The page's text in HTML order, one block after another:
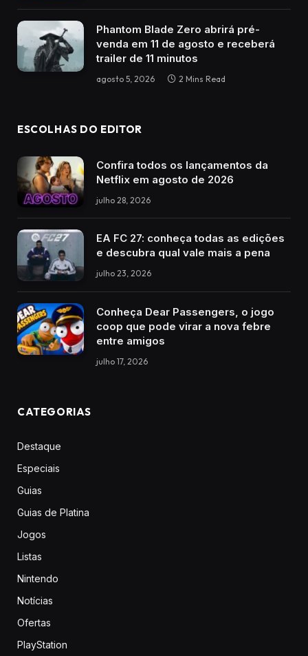
Phantom Blade Zero abrirá pré-
venda em 11 de agosto e receberá
trailer de 11 minutos
agosto 5, 2026 2 Mins Read
ESCOLHAS DO EDITOR
Confira todos os lançamentos da
Netflix em agosto de 2026
julho 28, 2026
EA FC 27: conheça todas as edições
e descubra qual vale mais a pena
julho 23, 2026
Conheça Dear Passengers, o jogo
coop que pode virar a nova febre
entre amigos
julho 17, 2026
CATEGORIAS
Destaque
Especiais
Guias
Guias de Platina
Jogos
Listas
Nintendo
Notícias
Ofertas
PlayStation